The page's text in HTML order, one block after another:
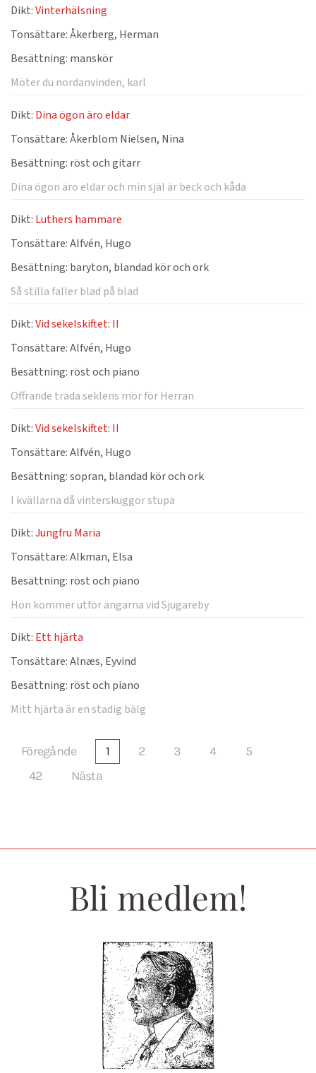
Dikt:Vinterhälsning
Tonsättare:Åkerberg, Herman
Besättning: manskör
Möter du nordanvinden, karl
Dikt: Dina ögon äro eldar
Tonsättare:Åkerblom Nielsen, Nina
Besättning: röst och gitarr
Dina ögon äro eldar och min själ är beck och kåda
Dikt: Luthers hammare
Tonsättare:Alfvén, Hugo
Besättning: baryton, blandad kör och ork
Så stilla faller blad på blad
Dikt:Vid sekelskiftet: II
Tonsättare:Alfvén, Hugo
Besättning: röst och piano
Offrande träda seklens mör för Herran
Dikt:Vid sekelskiftet: II
Tonsättare:Alfvén, Hugo
Besättning:sopran, blandad kör och ork
I kvällarna då vinterskuggor stupa
Dikt:Jungfru Maria
Tonsättare:Alkman, Elsa
Besättning: röst och piano
Hon kommer utför ängarna vid Sjugareby
Dikt: Ett hjärta
Tonsättare:Alnæs, Eyvind
Besättning: röst och piano
Mitt hjärta är en stadig bälg
Föregånde 1 2 3 4
5
42
Nästa
Bli medlem!